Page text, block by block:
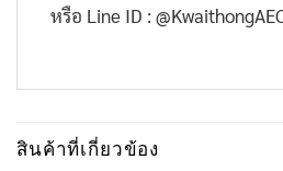
หรือ Line ID :
สินค้าที่เกี่ยวข้อง